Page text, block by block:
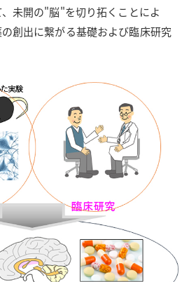
未開の"脳"を切り拓くことによ
創出に繋がる基礎および臨床研究